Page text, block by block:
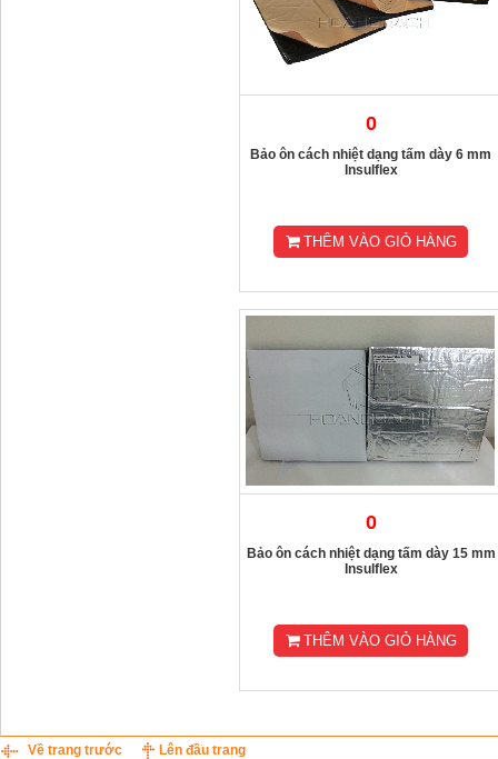
0
Bảo ôn cách nhiệt dạng tấm dày 6 mm
Insulflex
THÊM VÀO GIỎ HÀNG
0
Bảo ôn cách nhiệt dạng tấm dày 15 mm
Insulflex
THÊM VÀO GIỎ HÀNG
Về trang trước Lên đầu trang